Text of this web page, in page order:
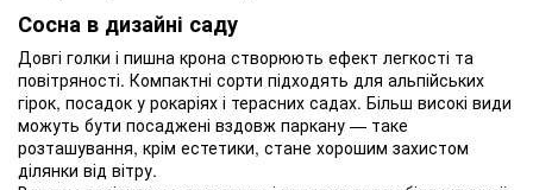
Сосна в дизайні саду
Довгі голки і пишна крона створюють ефект легкості та
повітряності. Компактні сорти підходять для альпійських
гірок, посадок у рокаріях і терасних садах. Більш високі види
можуть бути посаджені вздовж паркану — таке
розташування, крім естетики, стане хорошим захистом
ділянки від вітру.